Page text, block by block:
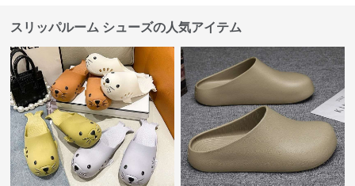
スリッパルーム シューズの人気アイテム